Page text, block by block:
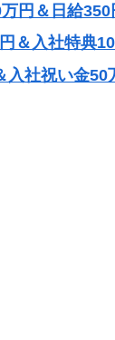
円＆日給350
＆入社特典
社祝い金50